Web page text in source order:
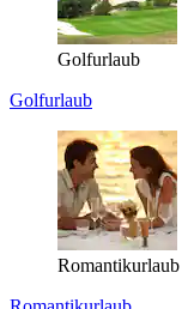
Golfurlaub
Golfurlaub
Romantikurlaub